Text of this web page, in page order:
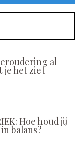
al
je het ziet
Hoe houd jij
balans?